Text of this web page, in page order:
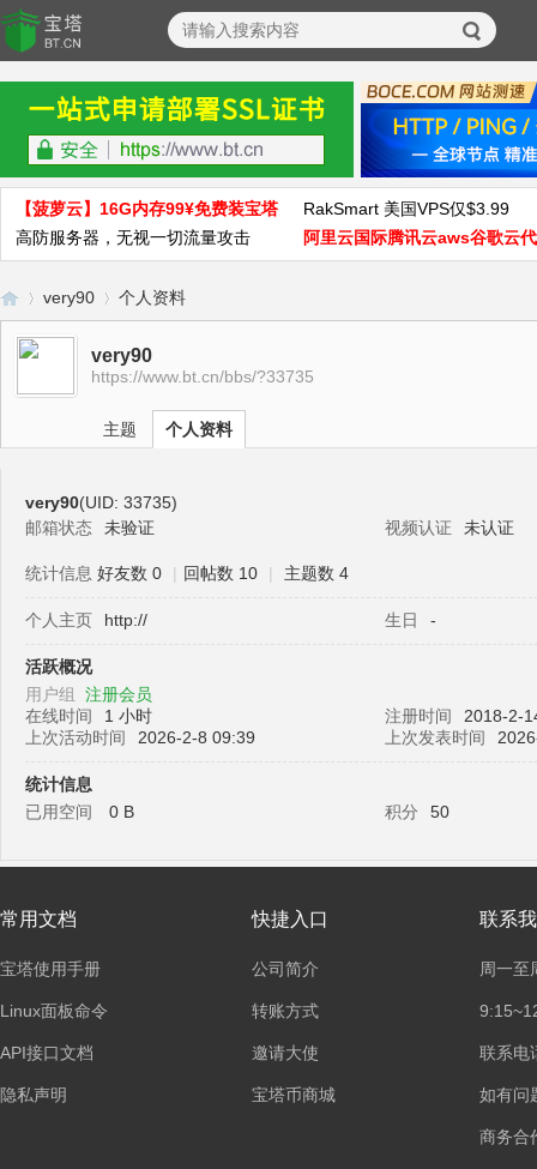
【菠萝云】16G内存99¥免费装宝塔
RakSmart 美国VPS仅$3.99
高防服务器，无视一切流量攻击
阿里云国际腾讯云aws谷歌云
宝›
very90 个人资料
very90
https://www.bt.cn/bbs/?33735
主题 个人资料
very90(UID: 33735)
邮箱状态
未验证 视频认证 未认证
统计信息 好友数 0 | 回帖数 10 | 主题数 4
个人主页 http:// 生日 -
活跃概况
用户组 注册会员
在线时间
1 小时 注册时间
2018-2-
上次活动时间
2026-2-8 09:39 上次发表时间
统计信息
已用空间
0 B 积分 50
常用文档
宝塔使用手册
Linux面板命令
API接口文档
隐私声明
快捷入口
公司简介
转账方式
邀请大使
宝塔币商城
联系
周一至
联系电
如有问
商务合